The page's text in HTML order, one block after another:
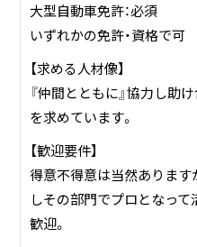
大型自動車免許：必須
いずれかの免許・資格で可
【求める人材像】
『仲間とともに』協力し助
を求めています。
【歓迎要件】
得意不得意は当然あります
しその部門でプロとなって
歓迎。